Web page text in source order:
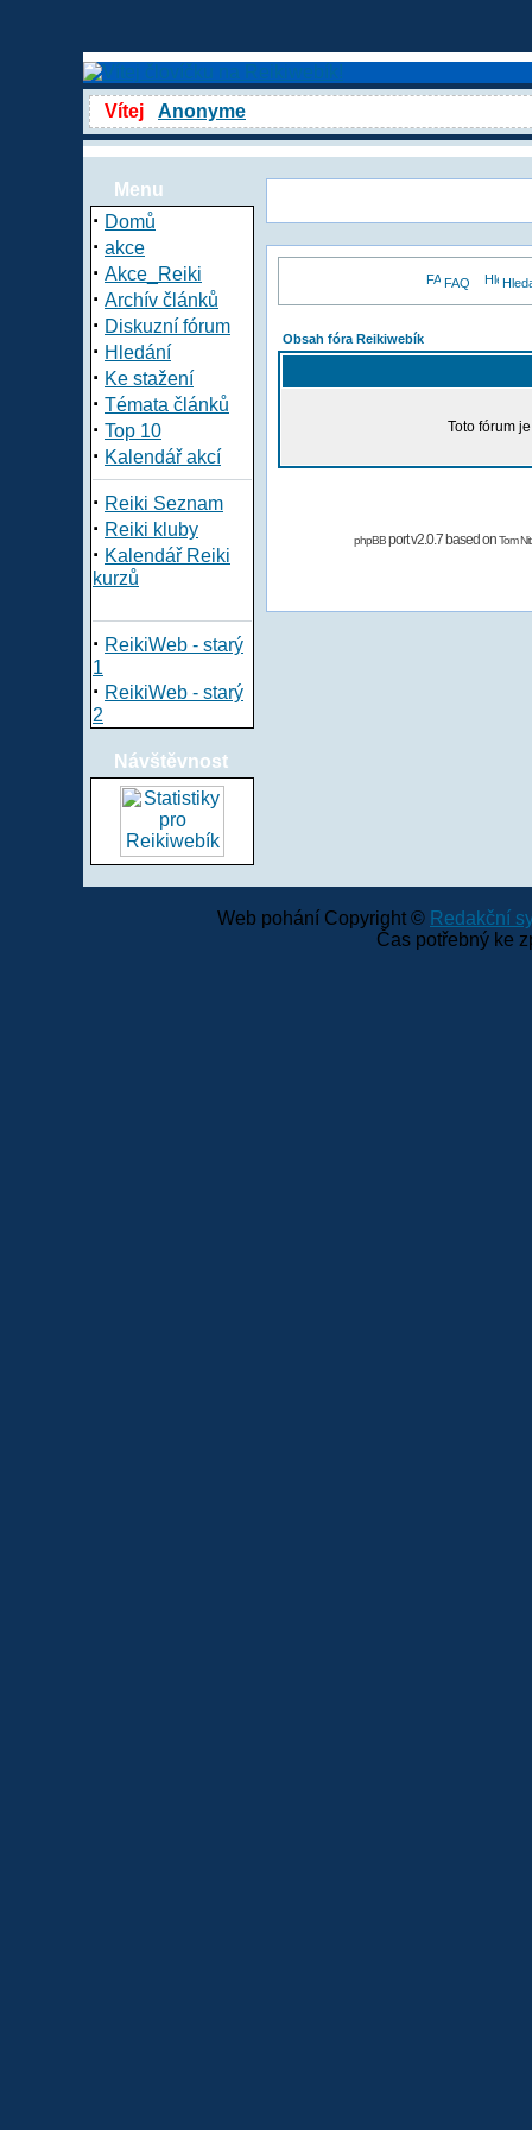
Vítej Anonyme
Menu
· Domů
· akce
· Akce_Reiki
· Archív článků
· Diskuzní fórum
· Hledání
· Ke stažení
· Témata článků
· Top 10
· Kalendář akcí
· Reiki Seznam
· Reiki kluby
· Kalendář Reiki
kurzů
· ReikiWeb - starý
1
· ReikiWeb - starý
2
Návštěvnost
FAQ
Obsah fóra Reikiwebík
Toto fórum
phpBBport v2.0.7 based onTom
Web pohání Copyright © Redakční
Čas potřebný ke